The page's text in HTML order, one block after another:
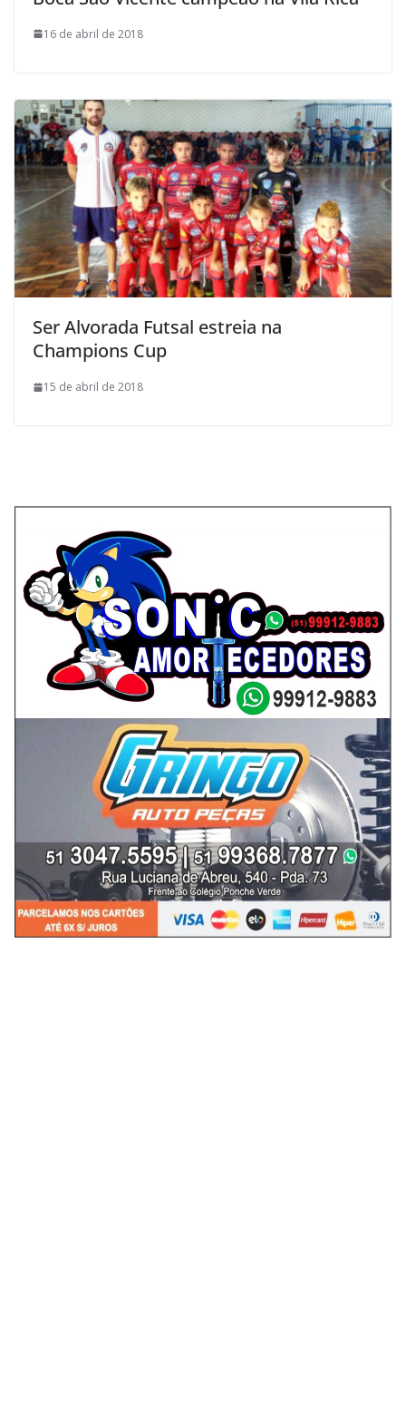
16 de abril de 2018
Ser Alvorada Futsal estreia na
Champions Cup
15 de abril de 2018